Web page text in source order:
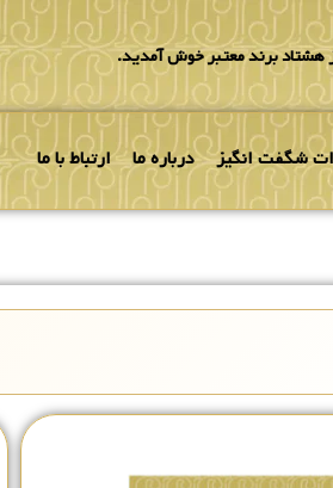
هشتاد برند معتبر خوش آمدید.
شگفت انگیز درباره ما ارتباط با ما